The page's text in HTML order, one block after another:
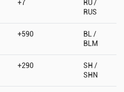
+7
RU /
RUS
+590
BL /
BLM
+290
SH /
SHN